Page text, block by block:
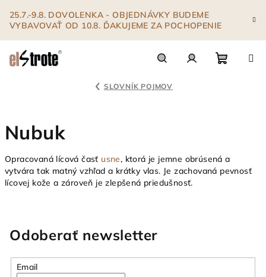
obsah
25.7.-9.8. DOVOLENKA - OBJEDNÁVKY BUDEME
VYBAVOVAŤ OD 10.8. ĎAKUJEME ZA POCHOPENIE
SLOVNÍK POJMOV
Nubuk
Opracovaná lícová časť usne, ktorá je jemne obrúsená a
vytvára tak matný vzhľad a krátky vlas. Je zachovaná pevnosť
lícovej kože a zároveň je zlepšená priedušnosť.
Odoberať newsletter
Email